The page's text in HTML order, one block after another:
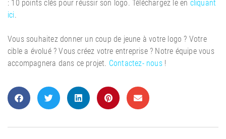
: 10 points clés pour réussir son logo. Téléchargez le en cliquant
ici.
Vous souhaitez donner un coup de jeune à votre logo ? Votre
cible a évolué ? Vous créez votre entreprise ? Notre équipe vous
accompagnera dans ce projet. Contactez- nous!